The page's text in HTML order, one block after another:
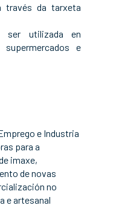
través da tarxeta
ser utilizada en
supermercados e
e Industria
para a
imaxe,
de novas
no
e artesanal